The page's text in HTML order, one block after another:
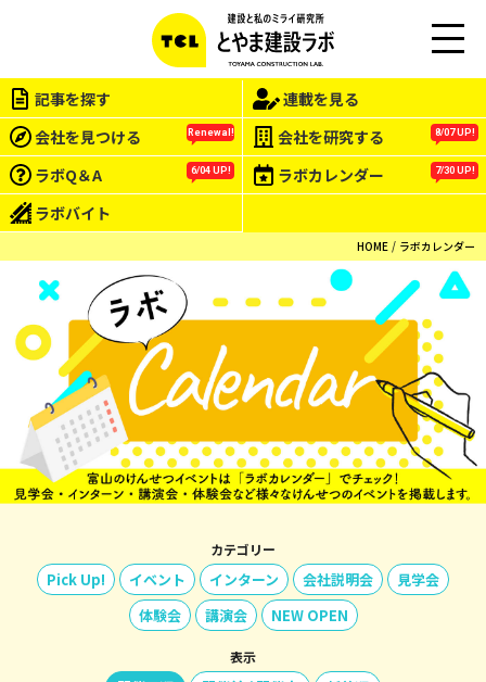
EN
記事を探す
連載を見る
会社を見つける
Renewal! 会社を研究する 8/07 UP!
ラボQ＆A 6/04 UP! ラボカレンダー 7/30 UP!
ラボバイト
HOME ラボカレンダー
カテゴリー
Pick Up! イベント インターン 会社説明会
見学会
体験会
講演会 NEW OPEN
表示